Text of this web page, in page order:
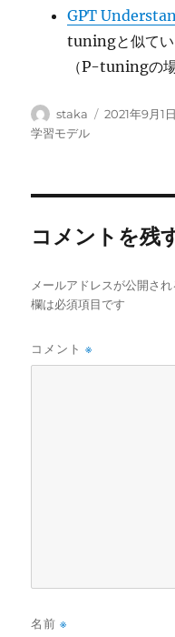
GPT
tuningと似てい
（P-tuningの
投
稿
staka
投
2021年9月1日
学習モデル
コメントを残
メールアドレスが公開され
欄は必須項目です
コメント※
名前※